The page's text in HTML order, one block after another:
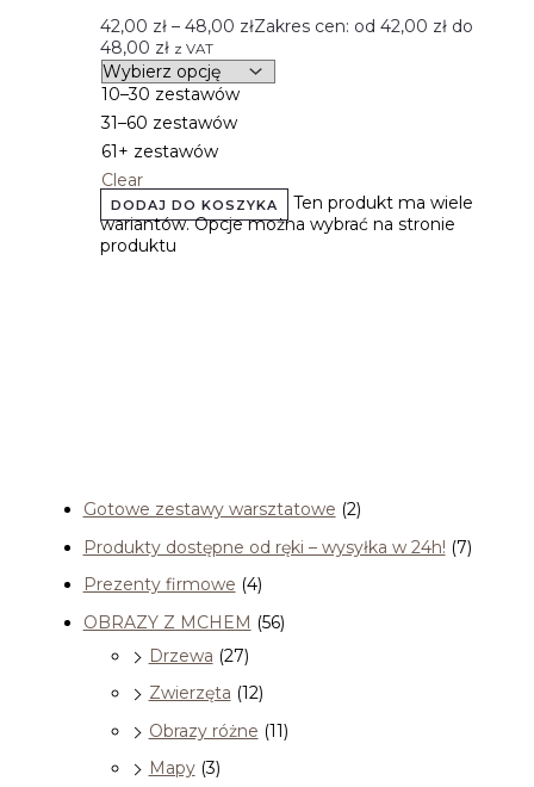
Gotowe zestawy warsztatowe (2)
Produkty dostępne od ręki – wysyłka w 24h! (7)
Prezenty firmowe (4)
OBRAZY Z MCHEM (56)
Drzewa (27)
Zwierzęta (12)
Obrazy różne (11)
Mapy (3)
42,00 zł – 48,00 złZakres cen: od 42,00 zł do
48,00 zł z VAT
10–30 zestawów
31–60 zestawów
61+ zestawów
Clear
DODAJ DO KOSZYKA
Ten produkt ma wiele
wariantów. Opcje można wybrać na stronie
produktu